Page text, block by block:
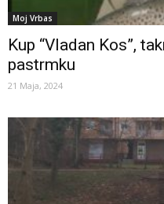
Moj Vrbas
Kup “Vladan Kos”,
pastrmku
21 Maja, 2024